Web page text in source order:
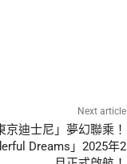
Next article
京迪士尼」夢幻聯乘！
Dreams」2025年2